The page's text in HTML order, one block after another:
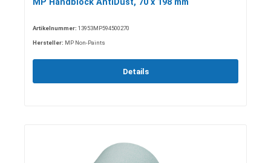
Artikelnummer: 13953MP594500270
Hersteller: MP Non-Paints
Details